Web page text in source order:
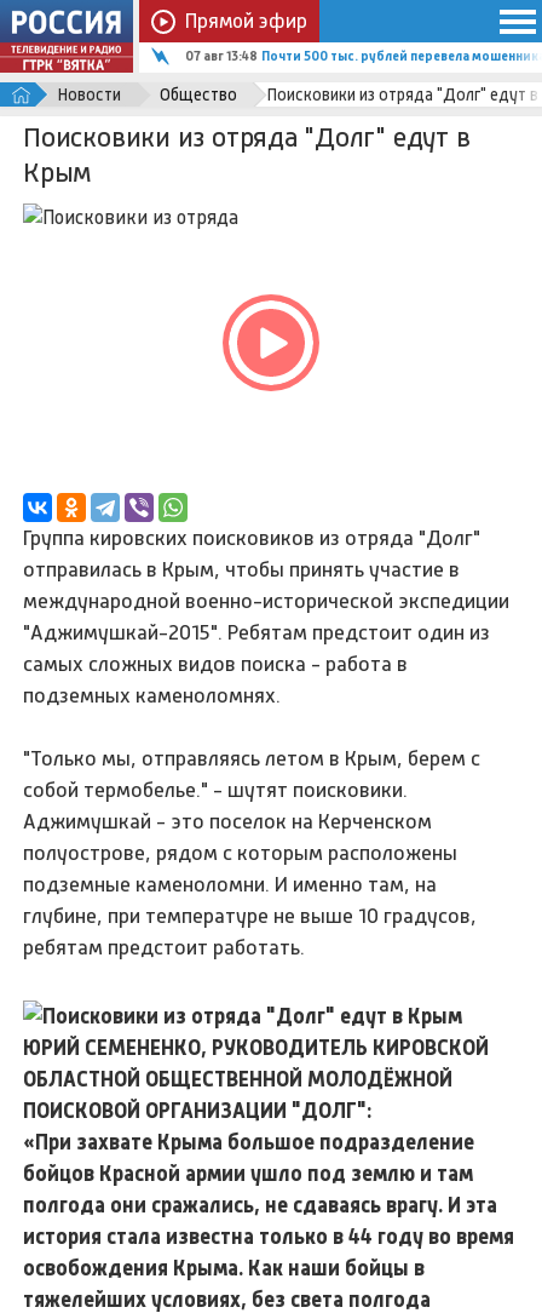
Прямой эфир
07 авг 13:48 Почти 500 тыс. рублей перевела
Новости Общество Поисковики из отряда "Долг" едут
Поисковики из отряда "Долг" едут в
Крым
Группа кировских поисковиков из отряда "Долг"
отправилась в Крым, чтобы принять участие в
международной военно-исторической экспедиции
"Аджимушкай-2015". Ребятам предстоит один из
самых сложных видов поиска - работа в
подземных каменоломнях.
"Только мы, отправляясь летом в Крым, берем с
собой термобелье." - шутят поисковики.
Аджимушкай - это поселок на Керченском
полуострове, рядом с которым расположены
подземные каменоломни. И именно там, на
глубине, при температуре не выше 10 градусов,
ребятам предстоит работать.
ЮРИЙ СЕМЕНЕНКО, РУКОВОДИТЕЛЬ КИРОВСКОЙ
ОБЛАСТНОЙ ОБЩЕСТВЕННОЙ МОЛОДЁЖНОЙ
ПОИСКОВОЙ ОРГАНИЗАЦИИ "ДОЛГ":
«При захвате Крыма большое подразделение
бойцов Красной армии ушло под землю и там
полгода они сражались, не сдаваясь врагу. И эта
история стала известна только в 44 году во время
освобождения Крыма. Как наши бойцы в
тяжелейших условиях, без света полгода